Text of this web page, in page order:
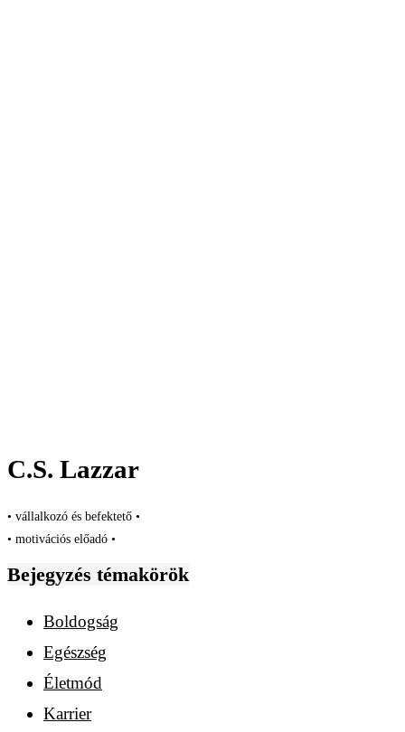
C.S. Lazzar
• vállalkozó és befektető •
• motivációs előadó •
Bejegyzés témakörök
Boldogság
Egészség
Életmód
Karrier